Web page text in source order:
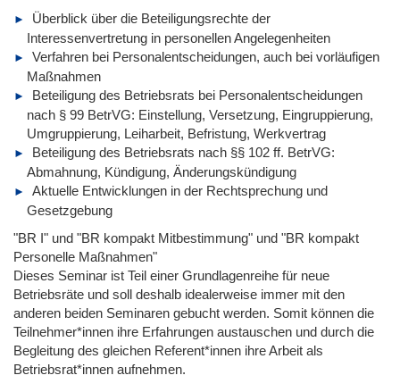
Überblick über die Beteiligungsrechte der
Interessenvertretung in personellen Angelegenheiten
Verfahren bei Personalentscheidungen, auch bei vorläufigen
Maßnahmen
Beteiligung des Betriebsrats bei Personalentscheidungen
nach § 99 BetrVG: Einstellung, Versetzung, Eingruppierung,
Umgruppierung, Leiharbeit, Befristung, Werkvertrag
Beteiligung des Betriebsrats nach §§ 102 ff. BetrVG:
Abmahnung, Kündigung, Änderungskündigung
Aktuelle Entwicklungen in der Rechtsprechung und
Gesetzgebung
"BR I" und "BR kompakt Mitbestimmung" und "BR kompakt
Personelle Maßnahmen"
Dieses Seminar ist Teil einer Grundlagenreihe für neue
Betriebsräte und soll deshalb idealerweise immer mit den
anderen beiden Seminaren gebucht werden. Somit können die
Teilnehmer*innen ihre Erfahrungen austauschen und durch die
Begleitung des gleichen Referent*innen ihre Arbeit als
Betriebsrat*innen aufnehmen.